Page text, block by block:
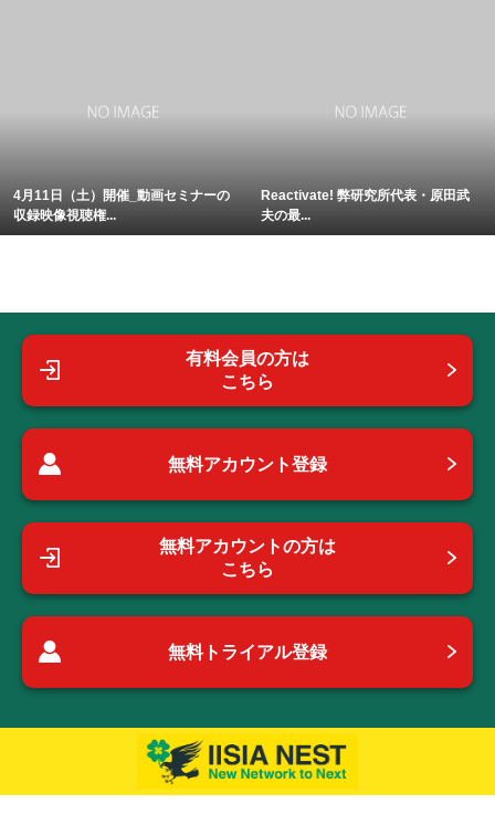
4月11日（土）開催_動画セミナーの
収録映像視聴権...
Reactivate! 弊研究所代表・原田武
夫の最...
有料会員の方は
こちら
無料アカウント登録
無料アカウントの方は
こちら
無料トライアル登録